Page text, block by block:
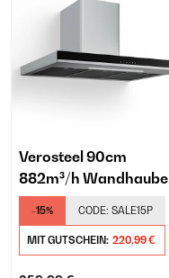
Verosteel 90cm
882m³/h Wandhaube
Silber
-15% CODE: SALE15P
MIT GUTSCHEIN: 220,99 €